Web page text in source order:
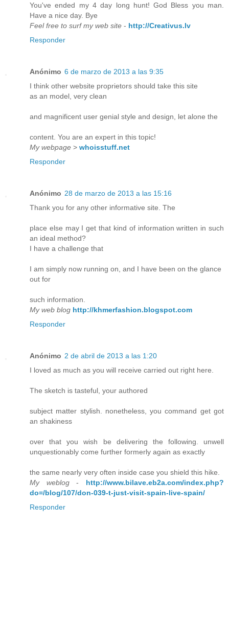
You've ended my 4 day long hunt! God Bless you man.
Have a nice day. Bye
Feel free to surf my web site - http://Creativus.lv
Responder
Anónimo 6 de marzo de 2013 a las 9:35
I think other website proprietors should take this site
as an model, very clean
and magnificent user genial style and design, let alone the
content. You are an expert in this topic!
My webpage > whoisstuff.net
Responder
Anónimo 28 de marzo de 2013 a las 15:16
Thank you for any other informative site. The
place else may I get that kind of information written in such
an ideal method?
I have a challenge that
I am simply now running on, and I have been on the glance
out for
such information.
My web blog http://khmerfashion.blogspot.com
Responder
Anónimo 2 de abril de 2013 a las 1:20
I loved as much as you will receive carried out right here.
The sketch is tasteful, your authored
subject matter stylish. nonetheless, you command get got
an shakiness
over that you wish be delivering the following. unwell
unquestionably come further formerly again as exactly
the same nearly very often inside case you shield this hike.
My weblog- http://www.bilave.eb2a.com/index.php?
do=/blog/107/don-039-t-just-visit-spain-live-spain/
Responder